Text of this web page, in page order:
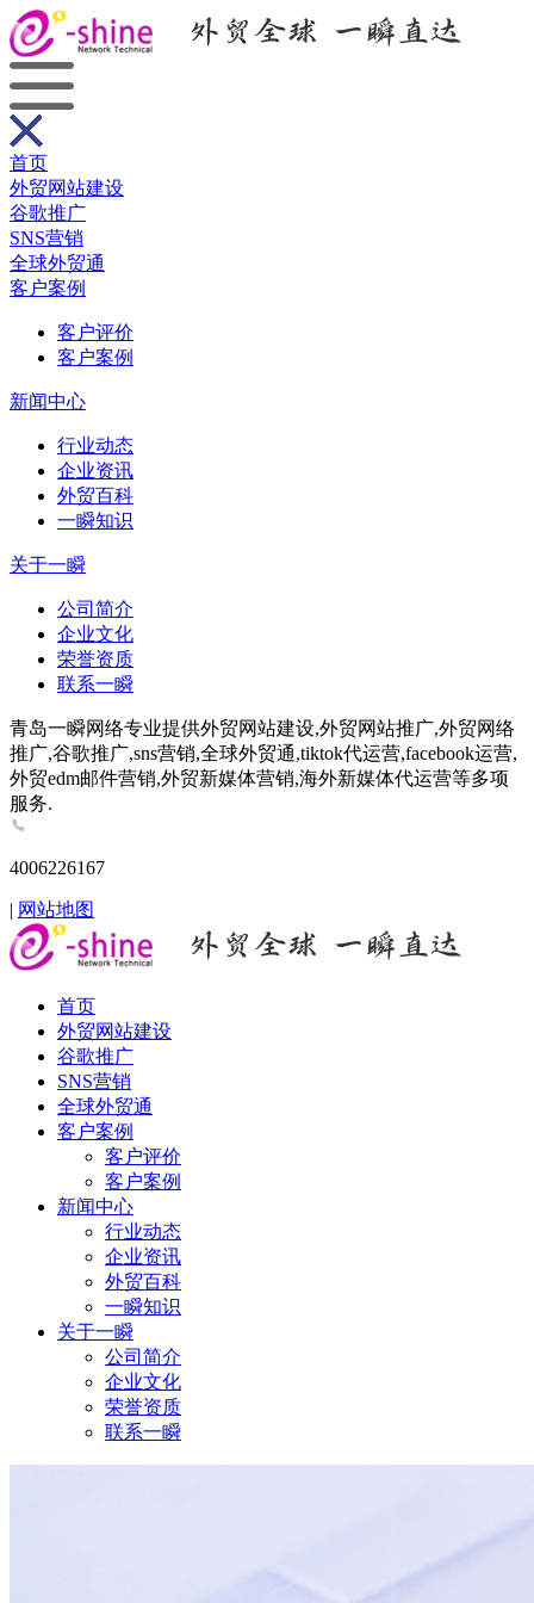
首页
外贸网站建设
谷歌推广
SNS营销
全球外贸通
客户案例
客户评价
客户案例
新闻中心
行业动态
企业资讯
外贸百科
一瞬知识
关于一瞬
公司简介
企业文化
荣誉资质
联系一瞬
青岛一瞬网络专业提供外贸网站建设,外贸网站推广,外贸网络
推广,谷歌推广,sns营销,全球外贸通,tiktok代运营,facebook运营,
外贸edm邮件营销,外贸新媒体营销,海外新媒体代运营等多项
服务.
4006226167
| 网站地图
首页
外贸网站建设
谷歌推广
SNS营销
全球外贸通
客户案例
客户评价
客户案例
新闻中心
行业动态
企业资讯
外贸百科
一瞬知识
关于一瞬
公司简介
企业文化
荣誉资质
联系一瞬